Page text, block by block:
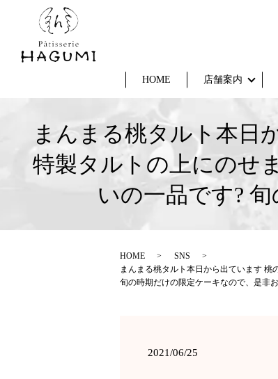
HOME 店舗案内
まんまる桃タルト本日
特製タルトの上にのせ
いの一品です?
HOME
SNS
まんまる桃タルト本日から出ています
旬の時期だけの限定ケーキなので、是非
2021/06/25